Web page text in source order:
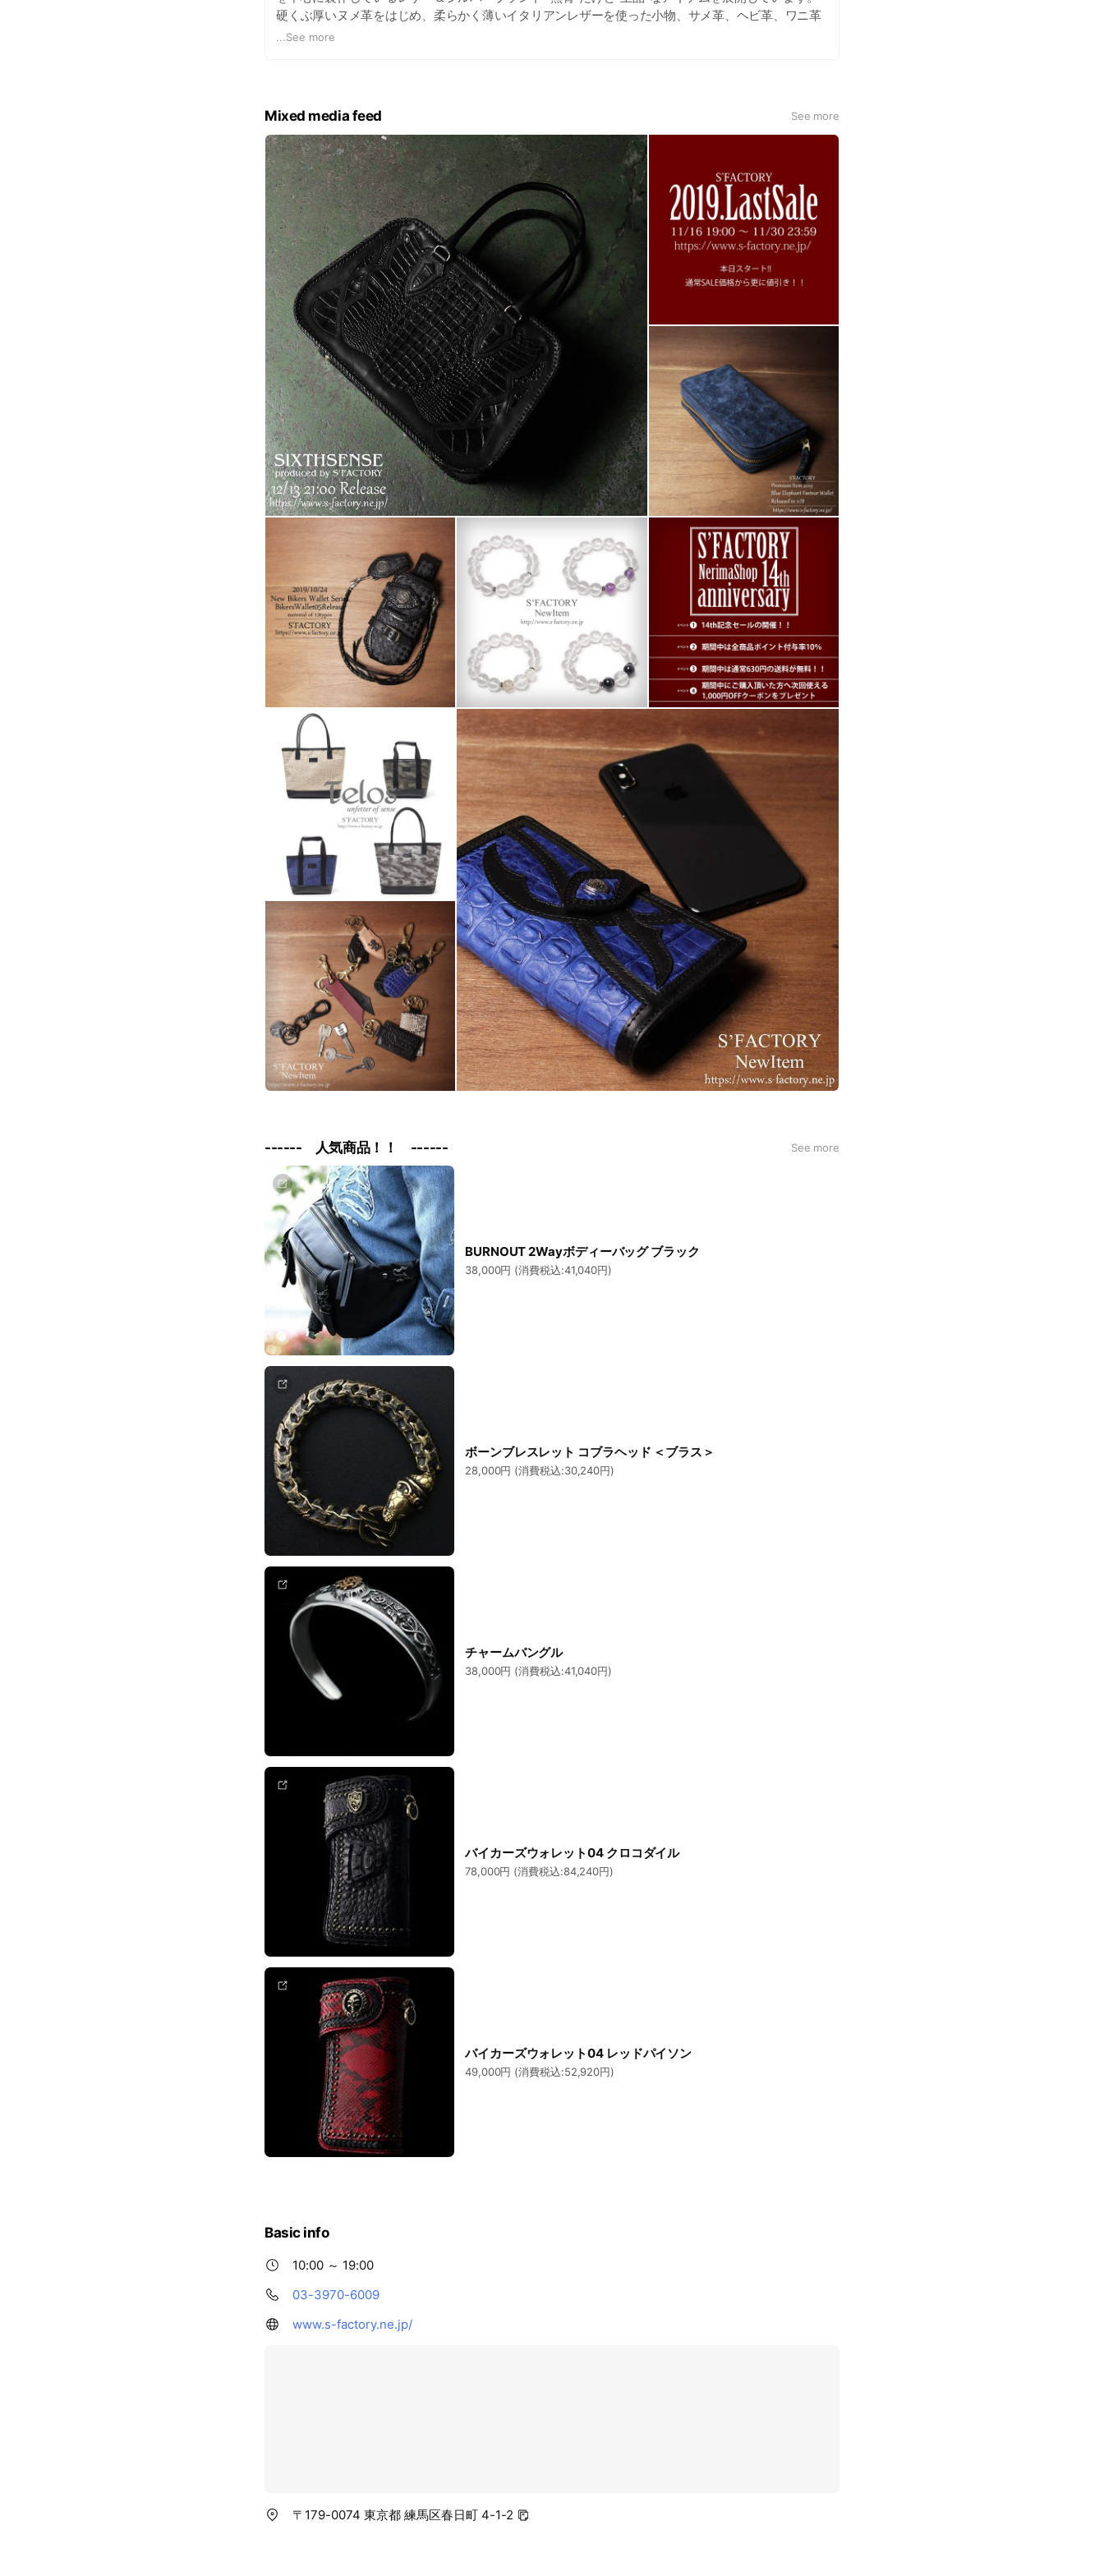
硬くぶ厚いヌメ革をはじめ、柔らかく薄いイタリアンレザーを使った小物、サメ革、ヘビ革、ワニ革
などのエキゾチックレザーを使ったアイテムと、様々なマテリアルを使用し製作しています。 オフィ
...See more
Mixed media feed See more
------ 人気商品！！ ------ See more
BURNOUT 2Wayボディーバッグ ブラック
38,000円 (消費税込:41,040円)
ボーンブレスレット コブラヘッド ＜ブラス＞
28,000円 (消費税込:30,240円)
チャームバングル
38,000円 (消費税込:41,040円)
バイカーズウォレット04 クロコダイル
78,000円 (消費税込:84,240円)
バイカーズウォレット04 レッドパイソン
49,000円 (消費税込:52,920円)
Basic info
10:00 ～ 19:00
03-3970-6009
www.s-factory.ne.jp/
〒179-0074 東京都 練馬区春日町 4-1-2